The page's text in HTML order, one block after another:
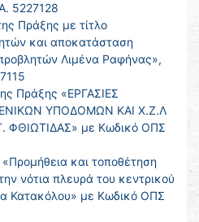
5227128
Πράξης με τίτλο
και αποκατάσταση
Λιμένα Ραφήνας»,
Πράξης «ΕΡΓΑΣΙΕΣ
ΥΠΟΔΟΜΩΝ ΚΑΙ Χ.Ζ.Λ
ΦΘΙΩΤΙΔΑΣ» με Κωδικό ΟΠΣ
και τοποθέτηση
νότια πλευρά του κεντρικού
Κατακόλου» με Κωδικό ΟΠΣ